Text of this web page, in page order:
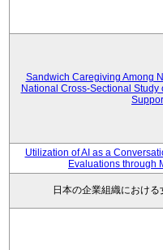
Sandwich Caregiving Among
National Cross-Sectional
Utilization of AI as a
Evaluations through
日本の企業組織におけ